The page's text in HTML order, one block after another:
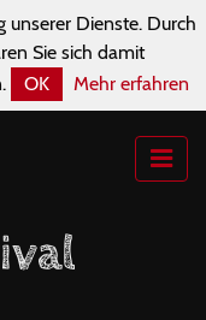
unserer Dienste. Durch
Sie sich damit
OK Mehr erfahren